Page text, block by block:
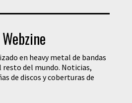
en heavy metal de bandas
resto del mundo. Noticias,
de discos y coberturas de